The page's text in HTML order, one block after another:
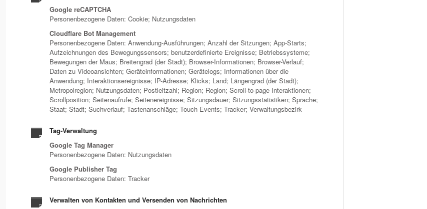
Google reCAPTCHA
Personenbezogene Daten: Cookie; Nutzungsdaten
Cloudflare Bot Management
Personenbezogene Daten: Anwendung-Ausführungen; Anzahl der Sitzungen; App-Starts;
Aufzeichnungen des Bewegungssensors; benutzerdefinierte Ereignisse; Betriebssysteme;
Bewegungen der Maus; Breitengrad (der Stadt); Browser-Informationen; Browser-Verlauf;
Daten zu Videoansichten; Geräteinformationen; Gerätelogs; Informationen über die
Anwendung; Interaktionsereignisse; IP-Adresse; Klicks; Land; Längengrad (der Stadt);
Metropolregion; Nutzungsdaten; Postleitzahl; Region; Region; Scroll-to-page Interaktionen;
Scrollposition; Seitenaufrufe; Seitenereignisse; Sitzungsdauer; Sitzungsstatistiken; Sprache;
Staat; Stadt; Suchverlauf; Tastenanschläge; Touch Events; Tracker; Verwaltungsbezirk
Tag-Verwaltung
Google Tag Manager
Personenbezogene Daten: Nutzungsdaten
Google Publisher Tag
Personenbezogene Daten: Tracker
Verwalten von Kontakten und Versenden von Nachrichten